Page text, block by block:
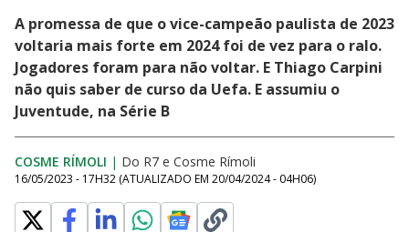
A promessa de que o vice-campeão paulista de 2023
voltaria mais forte em 2024 foi de vez para o ralo.
Jogadores foram para não voltar. E Thiago Carpini
não quis saber de curso da Uefa. E assumiu o
Juventude, na Série B
COSME RÍMOLI | Do R7 e Cosme Rímoli
16/05/2023 - 17H32 (ATUALIZADO EM 20/04/2024 - 04H06)